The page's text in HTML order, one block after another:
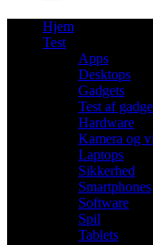
Hjem
Test
Apps
Desktops
Gadgets
Test af
Hardware
Kamera og
Laptops
Sikkerhed
Smartphones
Software
Spil
Tablets